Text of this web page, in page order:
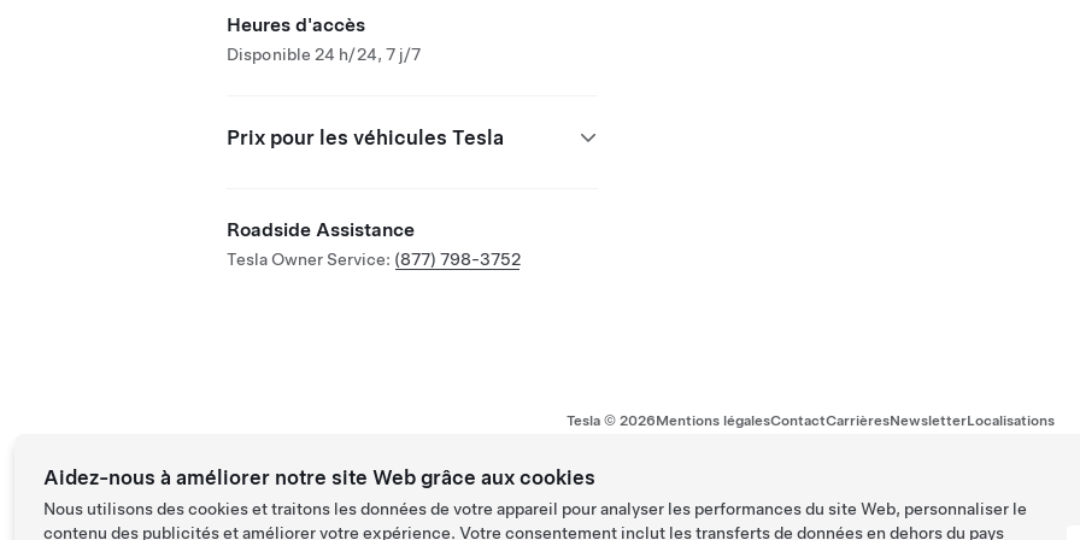
Heures d'accès
Disponible 24 h/24, 7 j/7
Prix pour les véhicules Tesla
Roadside Assistance
Tesla Owner Service: (877) 798-3752
Tesla © 2026Mentions légalesContactCarrièresNewsletterLocalisations
Aidez-nous à améliorer notre site Web grâce aux cookies
Nous utilisons des cookies et traitons les données de votre appareil pour analyser les performances du site Web, personnaliser le
contenu des publicités et améliorer votre expérience. Votre consentement inclut les transferts de données en dehors du pays